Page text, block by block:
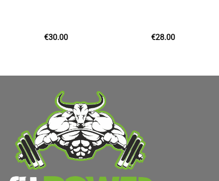
€30.00 €28.00